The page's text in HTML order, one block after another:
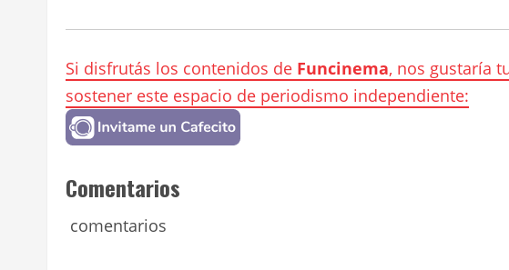
Si disfrutás los contenidos de Funcinema, nos gustaría
sostener este espacio de periodismo independiente:
Comentarios
comentarios